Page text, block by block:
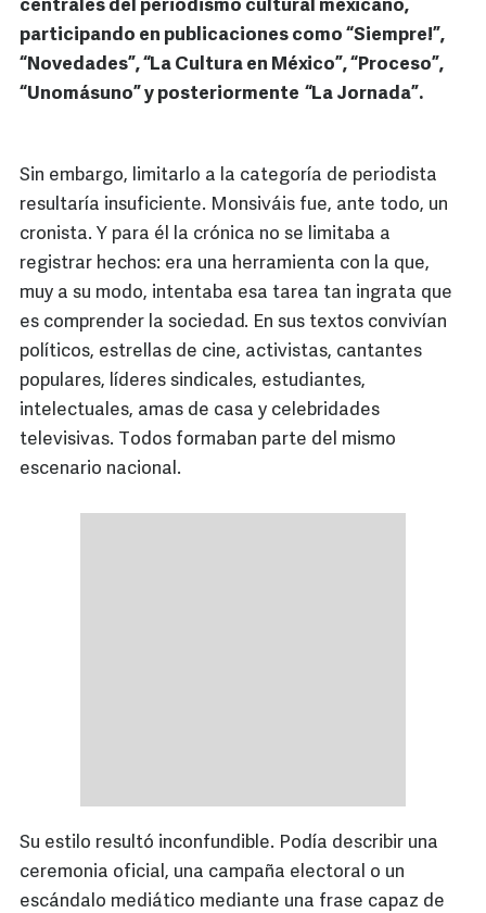
centrales del periodismo cultural mexicano,
participando en publicaciones como “Siempre!”,
“Novedades”, “La Cultura en México”, “Proceso”,
“Unomásuno” y posteriormente “La Jornada”.
Sin embargo, limitarlo a la categoría de periodista
resultaría insuficiente. Monsiváis fue, ante todo, un
cronista. Y para él la crónica no se limitaba a
registrar hechos: era una herramienta con la que,
muy a su modo, intentaba esa tarea tan ingrata que
es comprender la sociedad. En sus textos convivían
políticos, estrellas de cine, activistas, cantantes
populares, líderes sindicales, estudiantes,
intelectuales, amas de casa y celebridades
televisivas. Todos formaban parte del mismo
escenario nacional.
Su estilo resultó inconfundible. Podía describir una
ceremonia oficial, una campaña electoral o un
escándalo mediático mediante una frase capaz de